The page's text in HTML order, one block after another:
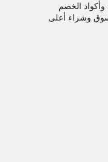
الخصم
وشراء أعلى